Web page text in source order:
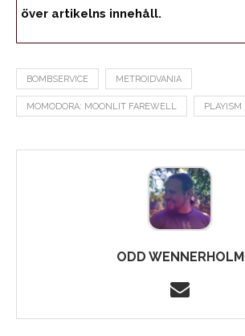
över artikelns innehåll.
BOMBSERVICE METROIDVANIA
MOMODORA: MOONLIT FAREWELL PLAYISM
ODD WENNERHOLM